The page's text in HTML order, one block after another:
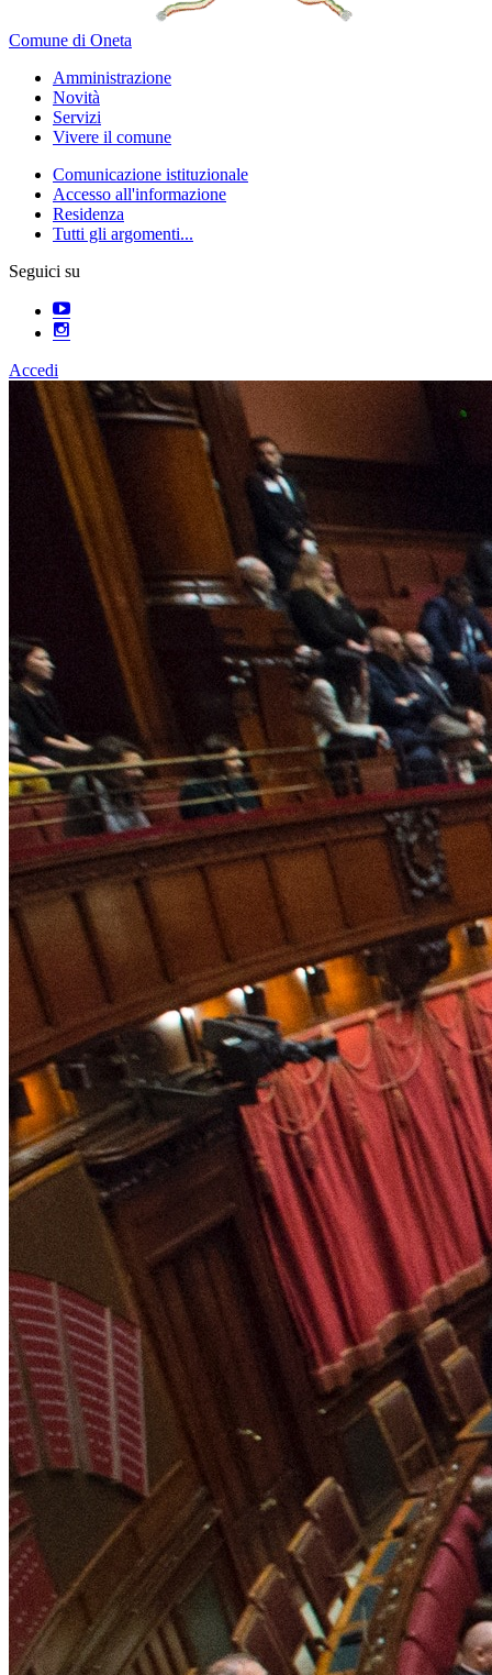
Comune di Oneta
Amministrazione
Novità
Servizi
Vivere il comune
Comunicazione istituzionale
Accesso all'informazione
Residenza
Tutti gli argomenti...
Seguici su
Accedi